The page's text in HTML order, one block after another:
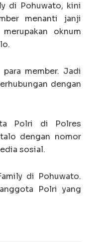
di Pohuwato, kini
menanti janji
oknum
member. Jadi
dengan
Polri di Polres
dengan nomor
sosial.
di Pohuwato.
Polri yang